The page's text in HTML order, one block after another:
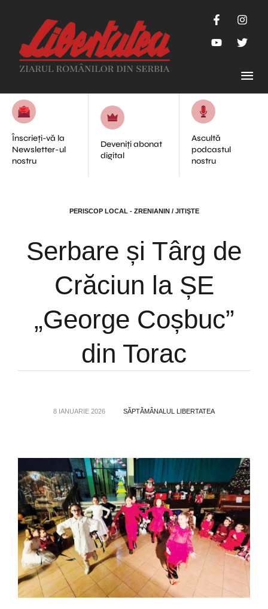
Înscrieți-vă la
Newsletter-ul
nostru
Deveniți abonat
digital
Ascultă
podcastul
nostru
PERISCOP LOCAL - ZRENIANIN / JITIŞTE
Serbare și Târg de
Crăciun la ȘE
„George Coșbuc”
din Torac
8 IANUARIE 2026 SĂPTĂMÂNALUL LIBERTATEA